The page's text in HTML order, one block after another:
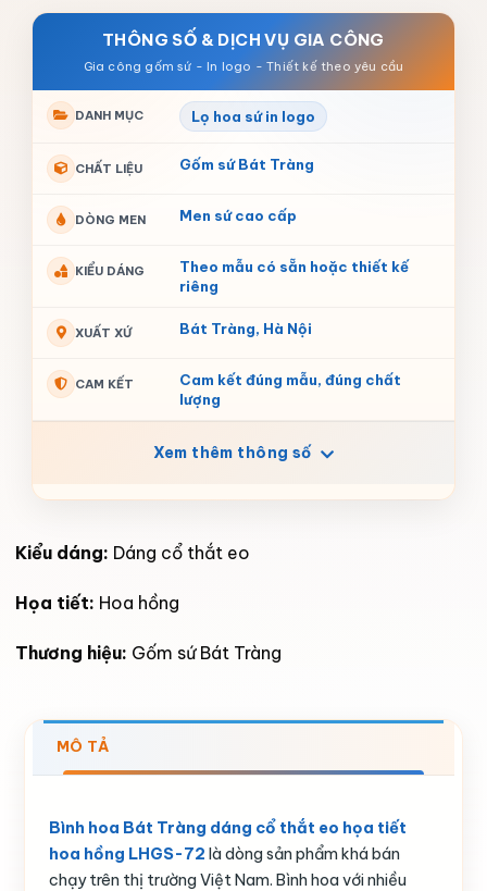
THÔNG SỐ & DỊCH VỤ GIA CÔNG
DANH MỤC Lọ hoa sứ in logo
CHẤT LIỆU Gốm sứ Bát Tràng
DÒNG MEN Men sứ cao cấp
KIỂU DÁNG
Theo mẫu có sẵn hoặc thiết kế
riêng
XUẤT XỨ Bát Tràng, Hà Nội
CAM KẾT
Cam kết đúng mẫu, đúng chất
lượng
Xem thêm thông số
Kiểu dáng: Dáng cổ thắt eo
Họa tiết: Hoa hồng
Thương hiệu: Gốm sứ Bát Tràng
MÔ TẢ
Bình hoa Bát Tràng dáng cổ thắt eo họa tiết
hoa hồng LHGS-72 là dòng sản phẩm khá bán
chạy trên thị trường Việt Nam. Bình hoa với nhiều